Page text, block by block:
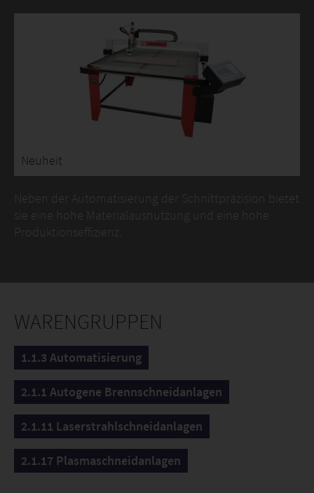
Neuheit
Neben der Automatisierung der Schnittpräzision bietet
sie eine hohe Materialausnutzung und eine hohe
Produktionseffizienz.
WARENGRUPPEN
1.1.3 Automatisierung
2.1.1 Autogene Brennschneidanlagen
2.1.11 Laserstrahlschneidanlagen
2.1.17 Plasmaschneidanlagen